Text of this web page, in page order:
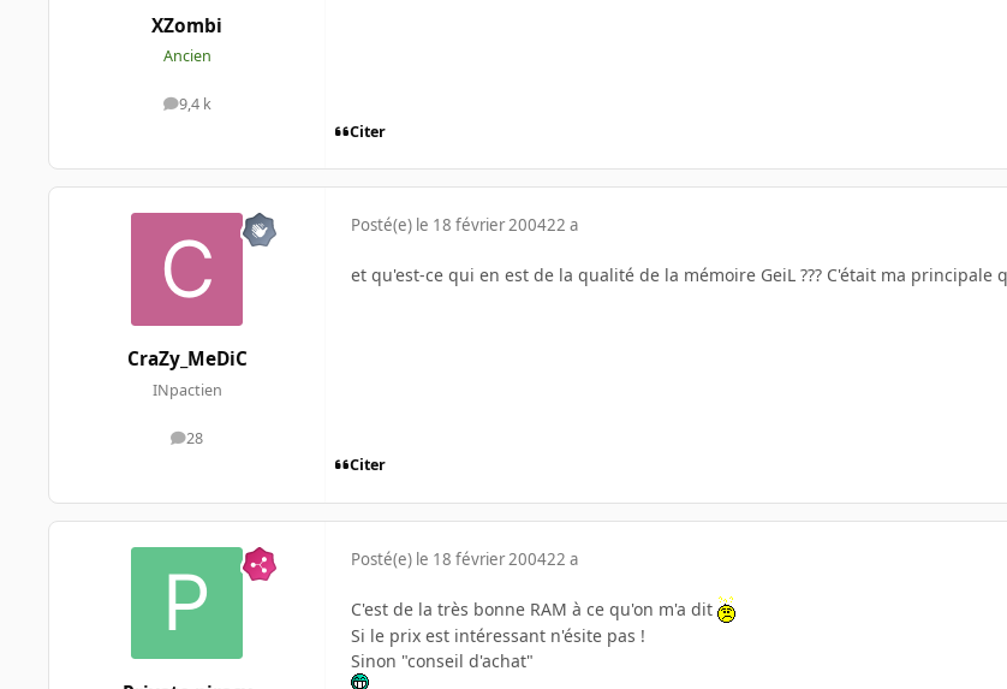
XZombi
Ancien
9,4 k
messages
Citer
CraZy_MeDiC
INpactien
28
messages
Posté(e) le 18 février 200422 a
et qu'est-ce qui en est de la qualité de la mémoire GeiL ??? C'était ma principale
Citer
Posté(e) le 18 février 200422 a
C'est de la très bonne RAM à ce qu'on m'a dit
Si le prix est intéressant n'ésite pas !
Sinon "conseil d'achat"